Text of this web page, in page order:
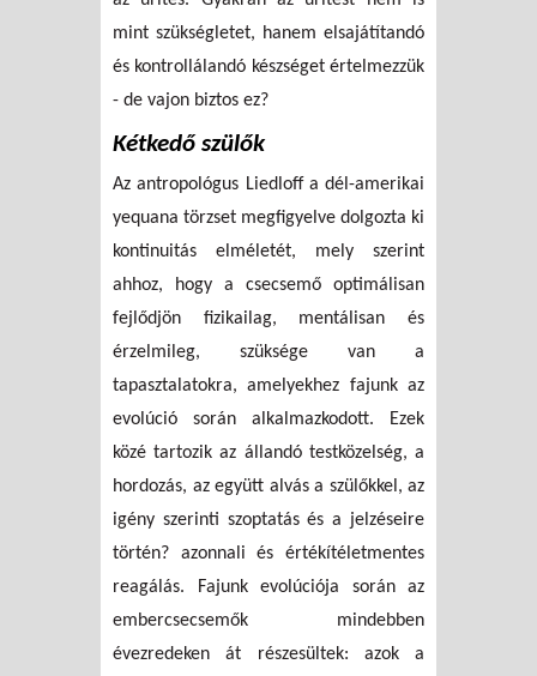
mint szükségletet, hanem elsajátítandó
és kontrollálandó készséget értelmezzük
- de vajon biztos ez?
Kétkedő szülők
Az antropológus Liedloff a dél-amerikai
yequana törzset megfigyelve dolgozta ki
kontinuitás elméletét, mely szerint
ahhoz, hogy a csecsemő optimálisan
fejlődjön fizikailag, mentálisan és
érzelmileg, szüksége van a
tapasztalatokra, amelyekhez fajunk az
evolúció során alkalmazkodott. Ezek
közé tartozik az állandó testközelség, a
hordozás, az együtt alvás a szülőkkel, az
igény szerinti szoptatás és a jelzéseire
történ? azonnali és értékítéletmentes
reagálás. Fajunk evolúciója során az
embercsecsemők mindebben
évezredeken át részesültek: azok a